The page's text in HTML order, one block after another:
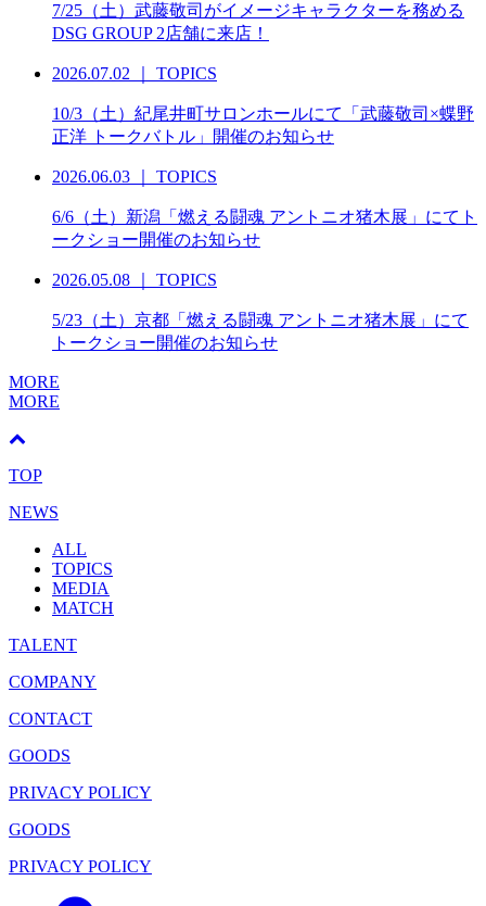
7/25（土）武藤敬司がイメージキャラクターを務める
DSG GROUP 2店舗に来店！
2026.07.02 TOPICS
10/3（土）紀尾井町サロンホールにて「武藤敬司×蝶野
正洋 トークバトル」開催のお知らせ
2026.06.03 TOPICS
6/6（土）新潟「燃える闘魂 アントニオ猪木展」にてト
ークショー開催のお知らせ
2026.05.08 TOPICS
5/23（土）京都「燃える闘魂 アントニオ猪木展」にて
トークショー開催のお知らせ
MORE
MORE
TOP
NEWS
ALL
TOPICS
MEDIA
MATCH
TALENT
COMPANY
CONTACT
GOODS
PRIVACY POLICY
GOODS
PRIVACY POLICY